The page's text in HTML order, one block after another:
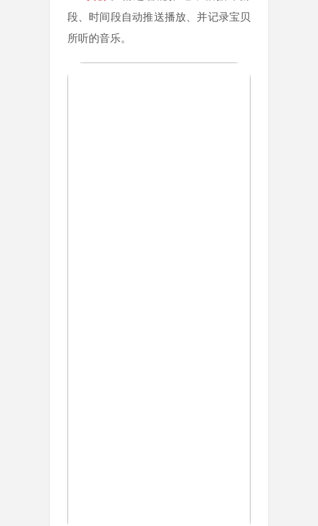
段、时间段自动推送播放、并记录宝贝
所听的音乐。